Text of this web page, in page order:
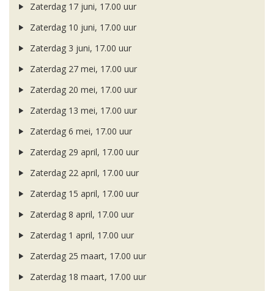
Zaterdag 17 juni, 17.00 uur
Zaterdag 10 juni, 17.00 uur
Zaterdag 3 juni, 17.00 uur
Zaterdag 27 mei, 17.00 uur
Zaterdag 20 mei, 17.00 uur
Zaterdag 13 mei, 17.00 uur
Zaterdag 6 mei, 17.00 uur
Zaterdag 29 april, 17.00 uur
Zaterdag 22 april, 17.00 uur
Zaterdag 15 april, 17.00 uur
Zaterdag 8 april, 17.00 uur
Zaterdag 1 april, 17.00 uur
Zaterdag 25 maart, 17.00 uur
Zaterdag 18 maart, 17.00 uur